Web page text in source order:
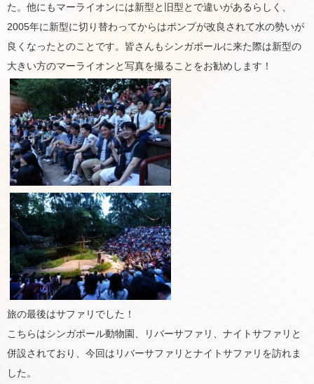
た。他にもマーライオンには新型と旧型とで違いがあるらしく、
2005年に新型に切り替わってからはポンプが改良されて水の勢いが
良くなったとのことです。皆さんもシンガポールに来た際は新型の
大きい方のマーライオンと写真を撮ることをお勧めします！
旅の最後はサファリでした！
こちらはシンガポール動物園、リバーサファリ、ナイトサファリと
併設されており、今回はリバーサファリとナイトサファリを訪れま
した。